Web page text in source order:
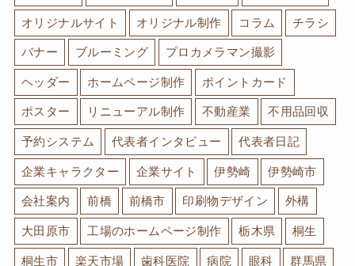
オリジナルサイト オリジナル制作 コラム チラシ
バナー ブルーミング プロカメラマン撮影
ヘッダー ホームページ制作 ポイントカード
ポスター リニューアル制作 不動産業 不用品回収
予約システム 代表者インタビュー 代表者日記
企業キャラクター 企業サイト 伊勢崎 伊勢崎市
会社案内 前橋 前橋市 印刷物デザイン 外構
大田原市 工場のホームページ制作 栃木県 桐生
桐生市 楽天市場 歯科医院 病院 眼科 群馬県